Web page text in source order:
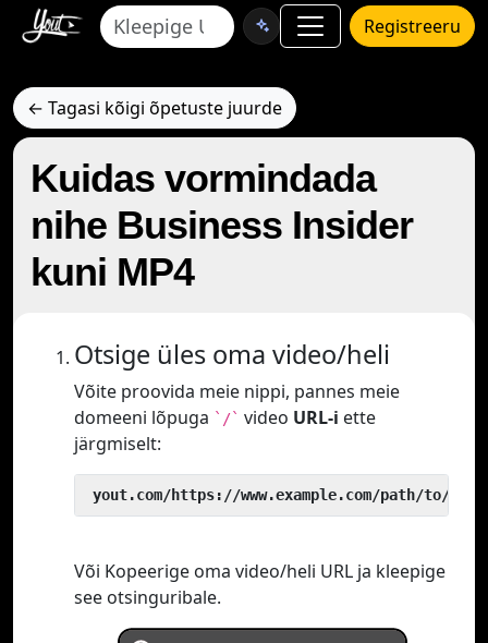
Registreeru
← Tagasi kõigi õpetuste juurde
Kuidas vormindada
nihe Business Insider
kuni MP4
Otsige üles oma video/heli
Võite proovida meie nippi, pannes meie
domeeni lõpuga `/` video URL-i ette
järgmiselt:
yout.com/https://www.example.com/path/to/
Või Kopeerige oma video/heli URL ja kleepige
see otsinguribale.